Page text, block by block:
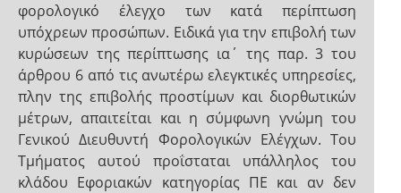
φορολογικό έλεγχο των κατά περίπτωση
υπόχρεων προσώπων. Ειδικά για την επιβολή των
κυρώσεων της περίπτωσης ια΄ της παρ. 3 του
άρθρου 6 από τις ανωτέρω ελεγκτικές υπηρεσίες,
πλην της επιβολής προστίμων και διορθωτικών
μέτρων, απαιτείται και η σύμφωνη γνώμη του
Γενικού Διευθυντή Φορολογικών Ελέγχων. Του
Τμήματος αυτού προΐσταται υπάλληλος του
κλάδου Εφοριακών κατηγορίας ΠΕ και αν δεν